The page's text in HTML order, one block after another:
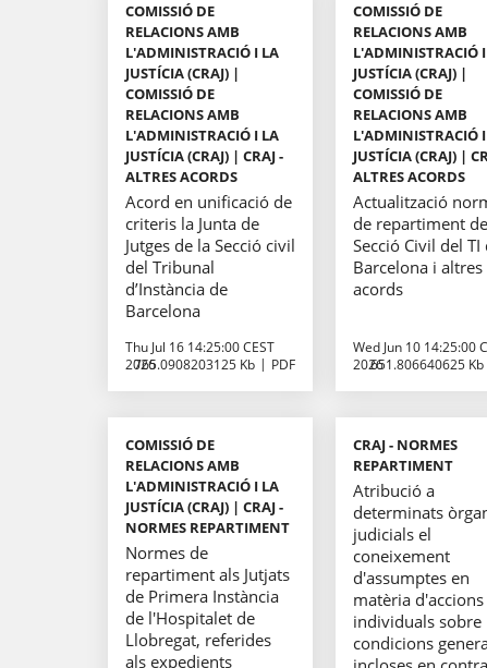
COMISSIÓ DE
RELACIONS AMB
L'ADMINISTRACIÓ I LA
JUSTÍCIA (CRAJ) |
COMISSIÓ DE
RELACIONS AMB
L'ADMINISTRACIÓ I LA
JUSTÍCIA (CRAJ) | CRAJ -
ALTRES ACORDS
Acord en unificació de
criteris la Junta de
Jutges de la Secció civil
del Tribunal
d’Instància de
Barcelona
Thu Jul 16 14:25:00 CEST
2026
765.0908203125 Kb PDF
COMISSIÓ DE
RELACIONS AMB
L'ADMINISTRACIÓ
JUSTÍCIA (CRAJ) |
COMISSIÓ DE
RELACIONS AMB
L'ADMINISTRACIÓ
JUSTÍCIA (CRAJ) |
ALTRES ACORDS
Actualització
de repartiment
Secció Civil del TI
Barcelona i altres
acords
Wed Jun 10 14:25:00
2026651.806640625 Kb
COMISSIÓ DE
RELACIONS AMB
L'ADMINISTRACIÓ I LA
JUSTÍCIA (CRAJ) | CRAJ -
NORMES REPARTIMENT
Normes de
repartiment als Jutjats
de Primera Instància
de l'Hospitalet de
Llobregat, referides
als expedients
CRAJ - NORMES
REPARTIMENT
Atribució a
determinats
judicials el
coneixement
d'assumptes en
matèria d'accions
individuals sobre
condicions